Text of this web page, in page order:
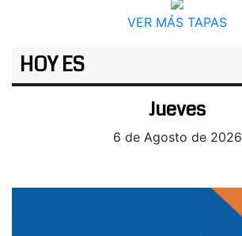
VER MÁS TAPAS
HOY ES
Jueves
6 de Agosto de 2026